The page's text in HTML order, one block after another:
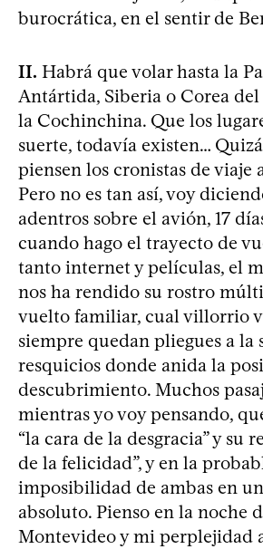
burocrática, en el sentir de
II. Habrá que volar hasta la
Antártida, Siberia o Corea
la Cochinchina. Que los
suerte, todavía existen…
piensen los cronistas de viaje
Pero no es tan así, voy
adentros sobre el avión, 17
cuando hago el trayecto de
tanto internet y películas, el
nos ha rendido su rostro
vuelto familiar, cual villorrio
siempre quedan pliegues a la
resquicios donde anida la
descubrimiento. Muchos
mientras yo voy pensando,
“la cara de la desgracia” y su
de la felicidad”, y en la
imposibilidad de ambas en
absoluto. Pienso en la noche
Montevideo y mi perplejidad